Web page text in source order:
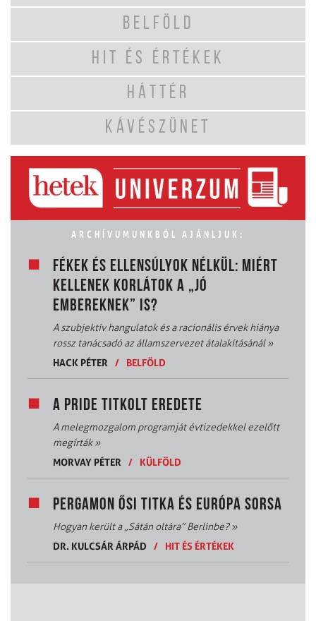
BELFÖLD
HIT ÉS ÉRTÉKEK
HÁTTÉR
KÁVÉSZÜNET
ARCHÍVUMUNKBÓL AJÁNLJUK:
FÉKEK ÉS ELLENSÚLYOK NÉLKÜL: MIÉRT
KELLENEK KORLÁTOK A „JÓ
EMBEREKNEK” IS?
A szubjektív hangulatok és a racionális érvek hiánya
rossz tanácsadó az államszervezet átalakításánál»
HACK PÉTER
/ BELFÖLD
A PRIDE TITKOLT EREDETE
A melegmozgalom programját évtizedekkel ezelőtt
megírták»
MORVAY PÉTER
/ KÜLFÖLD
PERGAMON ŐSI TITKA ÉS EURÓPA SORSA
Hogyan került a „Sátán oltára” Berlinbe?»
DR. KULCSÁR ÁRPÁD
/ HIT ÉS ÉRTÉKEK